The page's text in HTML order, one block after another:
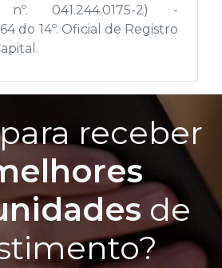
nº. 041.244.0175-2) -
do 14º. Oficial de Registro
receber
de